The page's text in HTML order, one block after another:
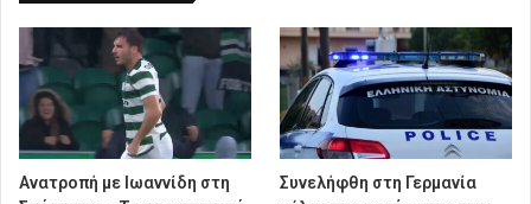
Ανατροπή με Ιωαννίδη στη
Συνελήφθη στη Γερμανία